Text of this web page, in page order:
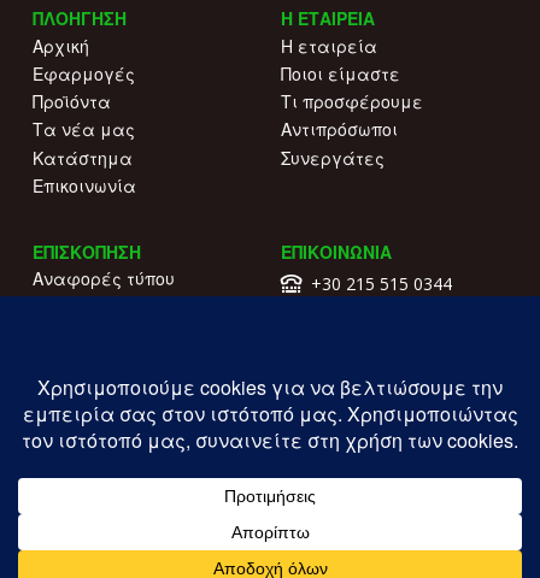
ΠΛΟΗΓΗΣΗ
Αρχική
Εφαρμογές
Προϊόντα
Τα νέα μας
Κατάστημα
Επικοινωνία
Η ΕΤΑΙΡΕΙΑ
Η εταιρεία
Ποιοι είμαστε
Τι προσφέρουμε
Αντιπρόσωποι
Συνεργάτες
ΕΠΙΣΚΟΠΗΣΗ
Αναφορές τύπου
Πολιτική απορρήτου
ΕΠΙΚΟΙΝΩΝΙΑ
+30 215 515 0344
ΓΕΜΗ: 177203407000
Copyright ILIOFOS IM © 2026